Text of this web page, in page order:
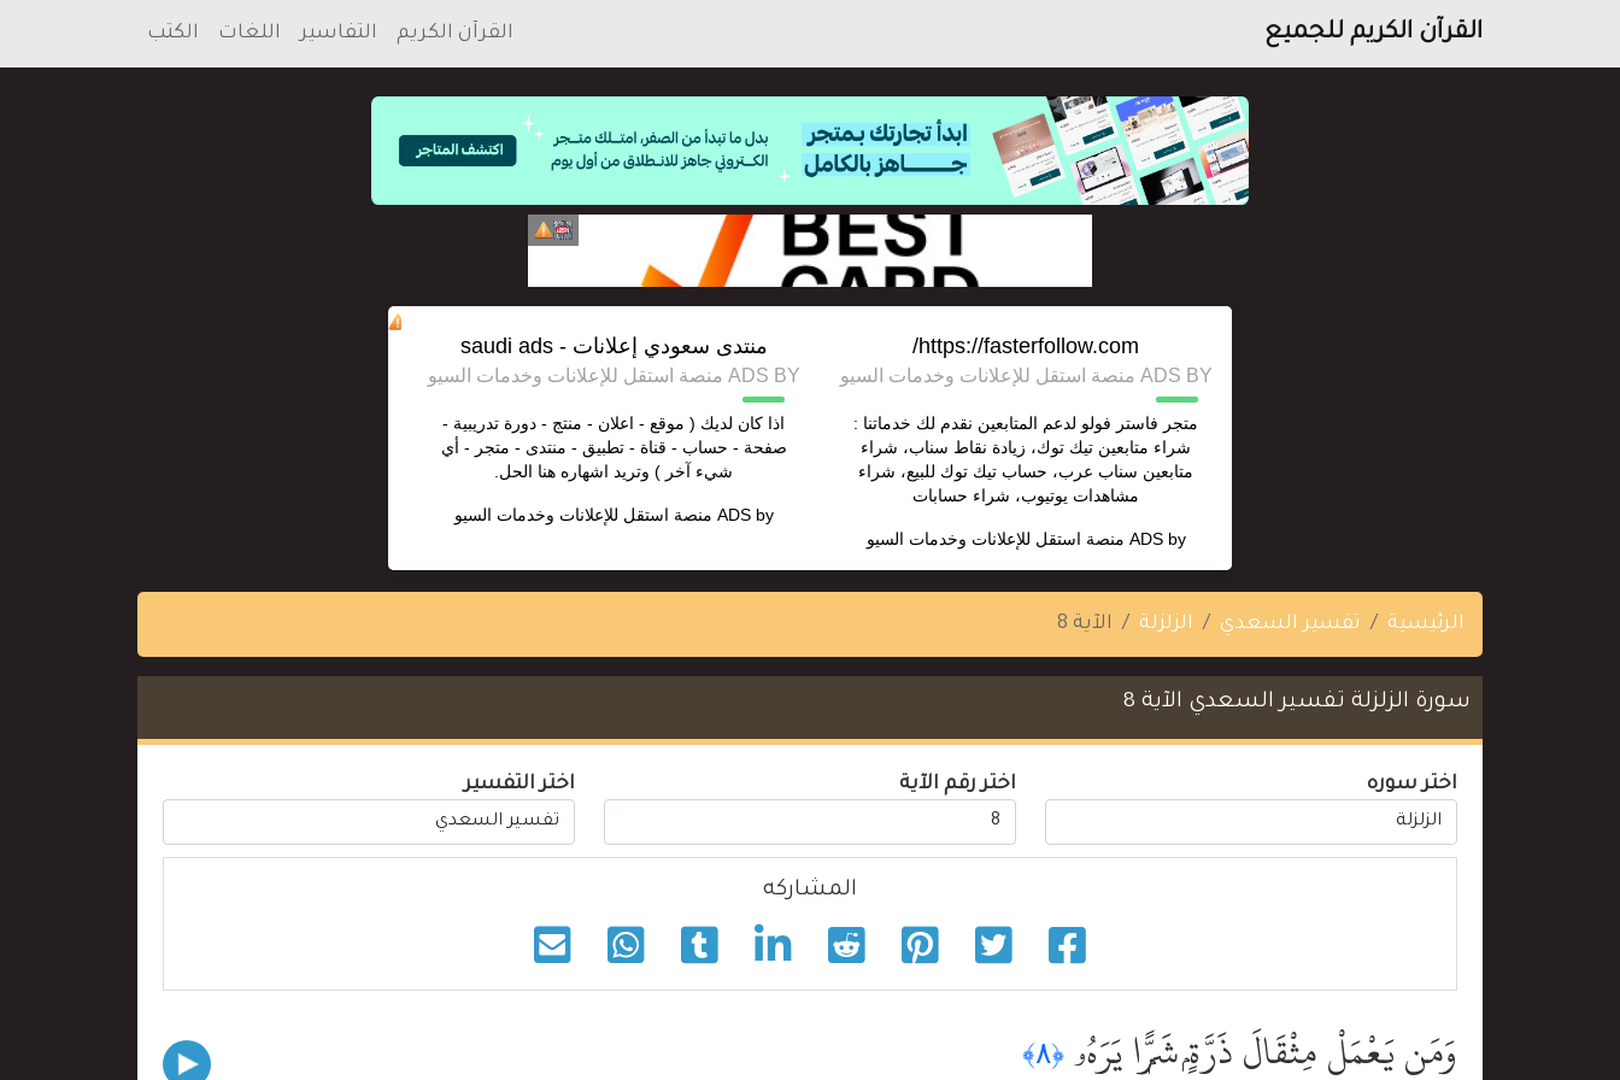
القرآن الكريم للجميع القرآن الكريم التفاسير اللغات الكتب
https://fasterfollow.com/
ADS BY منصة استقل للإعلانات وخدمات السيو
متجر فاستر فولو لدعم المتابعين نقدم لك خدماتنا :
شراء متابعين تيك توك، زيادة نقاط سناب، شراء
متابعين سناب عرب، حساب تيك توك للبيع، شراء
مشاهدات يوتيوب، شراء حسابات
ADS by منصة استقل للإعلانات وخدمات السيو
منتدى سعودي إعلانات - saudi ads
ADS BY منصة استقل للإعلانات وخدمات السيو
اذا كان لديك ( موقع - اعلان - منتج - دورة تدريبية -
صفحة - حساب - قناة - تطبيق - منتدى - متجر - أي
شيء آخر ) وتريد اشهاره هنا الحل.
ADS by منصة استقل للإعلانات وخدمات السيو
الرئيسية تفسير السعدي الزلزلة الآية 8
سورة الزلزلة تفسير السعدي الآية 8
اختر سوره اختر رقم الآية اختر التفسير
المشاركه
وَمَن يَعْمَلْ مِثْقَالَ ذَرَّةٍۢ شَرًّۭا يَرَهُۥ ﴿٨﴾